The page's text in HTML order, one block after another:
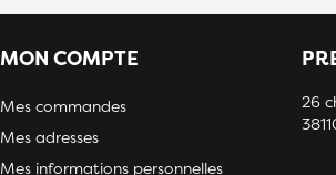
MON COMPTE
Mes commandes
Mes adresses
Mes informations personnelles
26